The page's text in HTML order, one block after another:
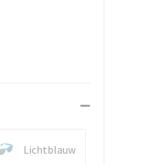
Lichtblauw